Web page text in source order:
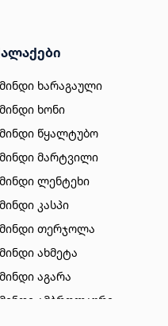
ხარაგაული
ხონი
წყალტუბო
მარტვილი
ლენტეხი
კასპი
თერჯოლა
ახმეტა
აგარა
ამბროლაური